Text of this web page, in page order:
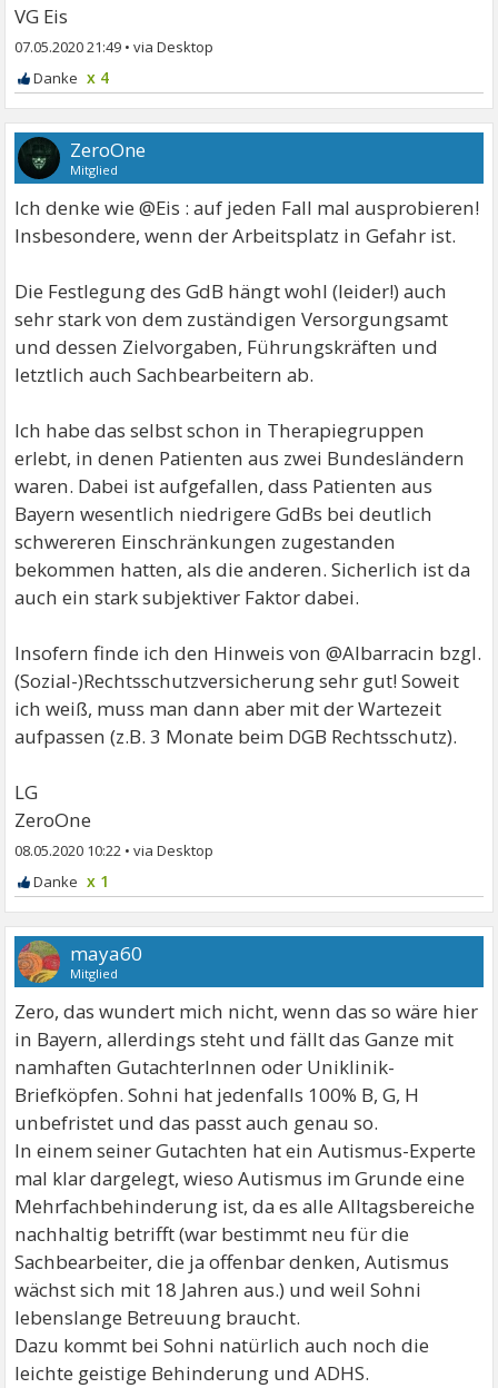
VG Eis
07.05.2020 21:49 •
x 4
ZeroOne
Mitglied
Ich denke wie @Eis : auf jeden Fall mal ausprobieren!
Insbesondere, wenn der Arbeitsplatz in Gefahr ist.
Die Festlegung des GdB hängt wohl (leider!) auch
sehr stark von dem zuständigen Versorgungsamt
und dessen Zielvorgaben, Führungskräften und
letztlich auch Sachbearbeitern ab.
Ich habe das selbst schon in Therapiegruppen
erlebt, in denen Patienten aus zwei Bundesländern
waren. Dabei ist aufgefallen, dass Patienten aus
Bayern wesentlich niedrigere GdBs bei deutlich
schwereren Einschränkungen zugestanden
bekommen hatten, als die anderen. Sicherlich ist da
auch ein stark subjektiver Faktor dabei.
Insofern finde ich den Hinweis von @Albarracin bzgl.
(Sozial-)Rechtsschutzversicherung sehr gut! Soweit
ich weiß, muss man dann aber mit der Wartezeit
aufpassen (z.B. 3 Monate beim DGB Rechtsschutz).
LG
ZeroOne
08.05.2020 10:22 •
x 1
maya60
Mitglied
Zero, das wundert mich nicht, wenn das so wäre hier
in Bayern, allerdings steht und fällt das Ganze mit
namhaften GutachterInnen oder Uniklinik-
Briefköpfen. Sohni hat jedenfalls 100% B, G, H
unbefristet und das passt auch genau so.
In einem seiner Gutachten hat ein Autismus-Experte
mal klar dargelegt, wieso Autismus im Grunde eine
Mehrfachbehinderung ist, da es alle Alltagsbereiche
nachhaltig betrifft (war bestimmt neu für die
Sachbearbeiter, die ja offenbar denken, Autismus
wächst sich mit 18 Jahren aus.) und weil Sohni
lebenslange Betreuung braucht.
Dazu kommt bei Sohni natürlich auch noch die
leichte geistige Behinderung und ADHS.